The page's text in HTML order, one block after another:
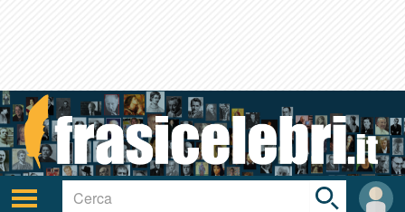
Attiva/disattiva
navigazione
User
area
Toggle
search
bar